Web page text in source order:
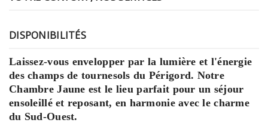
DISPONIBILITÉS
Laissez-vous envelopper par la lumière et l'énergie
des champs de tournesols du Périgord. Notre
Chambre Jaune est le lieu parfait pour un séjour
ensoleillé et reposant, en harmonie avec le charme
du Sud-Ouest.